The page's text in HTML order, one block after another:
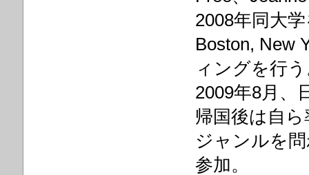
2008年同大
Boston, New
ィングを行
2009年8月、
帰国後は自
ジャンルを
参加。